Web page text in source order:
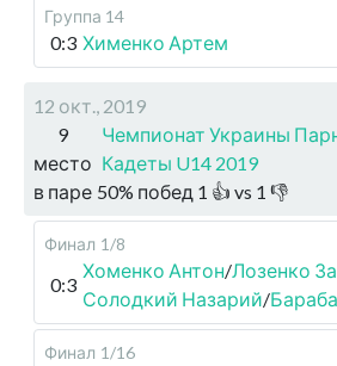
Группа 14
0:3 Хименко Артем
12 окт., 2019
9
место
Чемпионат Украины
Кадеты U14 2019
в паре 50% побед 1 👍 vs 1 👎
Финал 1/8
0:3
Хоменко Антон/Лозенко
Солодкий Назарий/
Финал 1/16